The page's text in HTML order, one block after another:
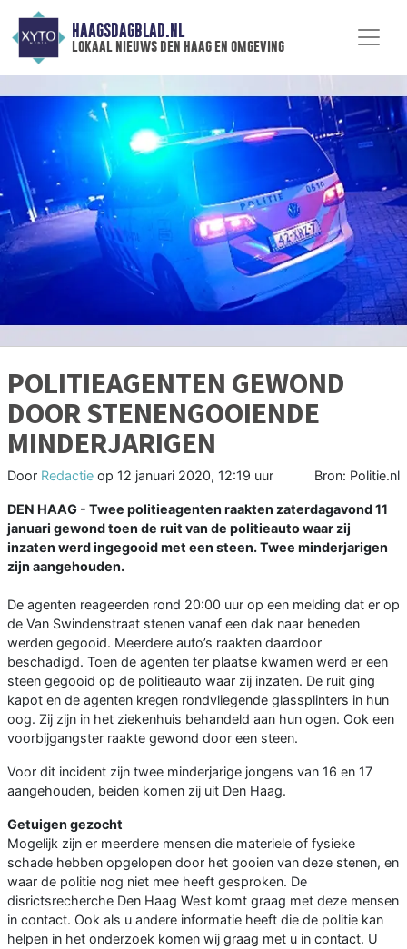
HAAGSDAGBLAD.NL
lokaal nieuws den haag en omgeving
POLITIEAGENTEN GEWOND
DOOR STENENGOOIENDE
MINDERJARIGEN
Door Redactie op 12 januari 2020, 12:19 uur Bron: Politie.nl
DEN HAAG - Twee politieagenten raakten zaterdagavond 11
januari gewond toen de ruit van de politieauto waar zij
inzaten werd ingegooid met een steen. Twee minderjarigen
zijn aangehouden.
De agenten reageerden rond 20:00 uur op een melding dat er op
de Van Swindenstraat stenen vanaf een dak naar beneden
werden gegooid. Meerdere auto’s raakten daardoor
beschadigd. Toen de agenten ter plaatse kwamen werd er een
steen gegooid op de politieauto waar zij inzaten. De ruit ging
kapot en de agenten kregen rondvliegende glassplinters in hun
oog. Zij zijn in het ziekenhuis behandeld aan hun ogen. Ook een
voorbijgangster raakte gewond door een steen.
Voor dit incident zijn twee minderjarige jongens van 16 en 17
aangehouden, beiden komen zij uit Den Haag.
Getuigen gezocht
Mogelijk zijn er meerdere mensen die materiele of fysieke
schade hebben opgelopen door het gooien van deze stenen, en
waar de politie nog niet mee heeft gesproken. De
disrictsrecherche Den Haag West komt graag met deze mensen
in contact. Ook als u andere informatie heeft die de politie kan
helpen in het onderzoek komen wij graag met u in contact. U